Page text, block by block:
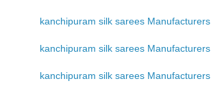
kanchipuram silk sarees Manufacturers
kanchipuram silk sarees Manufacturers
kanchipuram silk sarees Manufacturers